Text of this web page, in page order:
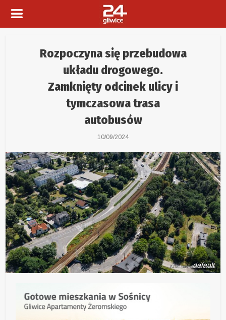
Rozpoczyna się przebudowa
układu drogowego.
Zamknięty odcinek ulicy i
tymczasowa trasa
autobusów
10/09/2024
default